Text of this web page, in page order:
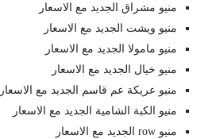
منيو مشراق الجديد مع الاسعار
منيو ويشت الجديد مع الاسعار
منيو مامولا الجديد مع الاسعار
منيو خيال الجديد مع الاسعار
منيو عريكة عم قاسم الجديد مع الاسعار
منيو الكبة الشامية الجديد مع الاسعار
منيو row الجديد مع الاسعار